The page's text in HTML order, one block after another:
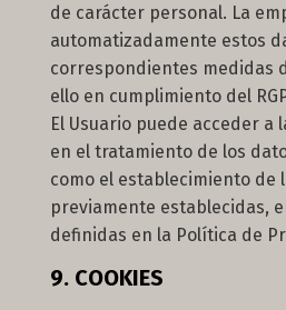
de carácter personal. La
automatizadamente estos
correspondientes medidas
ello en cumplimiento del
El Usuario puede acceder a
en el tratamiento de los
como el establecimiento de
previamente establecidas,
definidas en la Política de
9. COOKIES